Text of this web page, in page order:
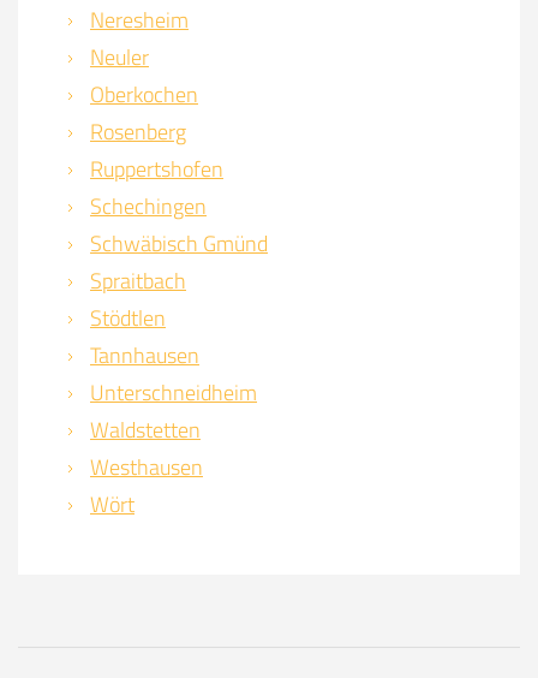
Neresheim
Neuler
Oberkochen
Rosenberg
Ruppertshofen
Schechingen
Schwäbisch Gmünd
Spraitbach
Stödtlen
Tannhausen
Unterschneidheim
Waldstetten
Westhausen
Wört